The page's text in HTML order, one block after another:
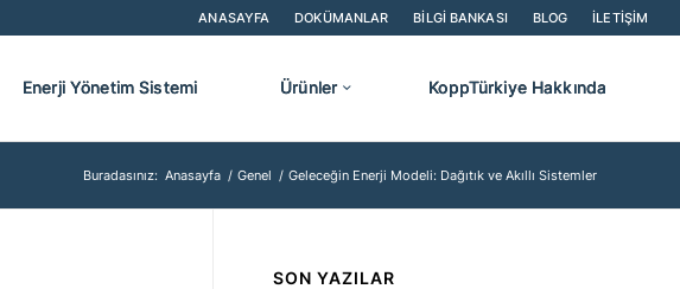
ANASAYFA DOKÜMANLAR BILGI BANKASI BLOG İLETIŞIM
Enerji Yönetim Sistemi Ürünler KoppTürkiye Hakkında
Buradasınız: Anasayfa / Genel / Geleceğin Enerji Modeli: Dağıtık ve Akıllı Sistemler
SON YAZILAR